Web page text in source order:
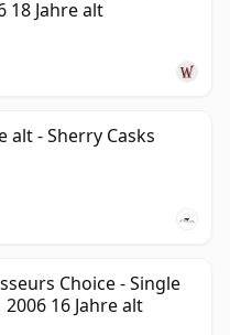
18 Jahre alt
alt - Sherry Casks
Choice - Single
16 Jahre alt